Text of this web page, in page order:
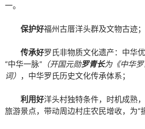
一。
保护好福州古厝洋头群及文物古迹；
传承好罗氏非物质文化遗产：中华
“中华一脉” （开国元勋罗青长为《中华
词） ，中华罗氏历史文化传承体系；
利用好洋头村独特条件，时机成熟
旅游景点，带动周边村庄农民增收，为“